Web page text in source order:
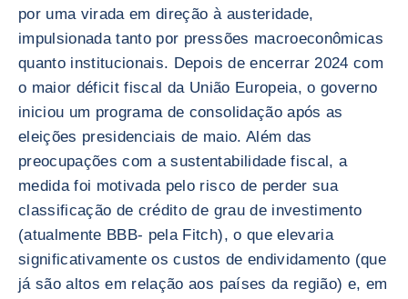
por uma virada em direção à austeridade,
impulsionada tanto por pressões macroeconômicas
quanto institucionais. Depois de encerrar 2024 com
o maior déficit fiscal da União Europeia, o governo
iniciou um programa de consolidação após as
eleições presidenciais de maio. Além das
preocupações com a sustentabilidade fiscal, a
medida foi motivada pelo risco de perder sua
classificação de crédito de grau de investimento
(atualmente BBB- pela Fitch), o que elevaria
significativamente os custos de endividamento (que
já são altos em relação aos países da região) e, em